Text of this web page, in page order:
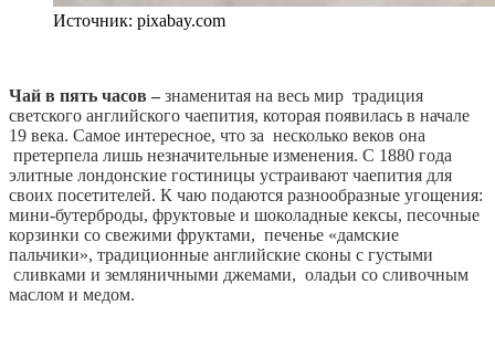
Источник: pixabay.com
Чай в пять часов – знаменитая на весь мир традиция
светского английского чаепития, которая появилась в начале
19 века. Самое интересное, что за несколько веков она
претерпела лишь незначительные изменения. С 1880 года
элитные лондонские гостиницы устраивают чаепития для
своих посетителей. К чаю подаются разнообразные угощения:
мини-бутерброды, фруктовые и шоколадные кексы, песочные
корзинки со свежими фруктами, печенье «дамские
пальчики», традиционные английские сконы с густыми
сливками и земляничными джемами, оладьи со сливочным
маслом и медом.